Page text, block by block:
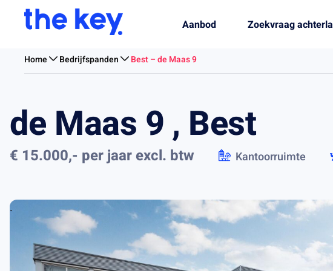
Aanbod Zoekvraag
Home Bedrijfspanden Best – de Maas 9
de Maas 9 , Best
€ 15.000,- per jaar excl. btw Kantoorruimte
.